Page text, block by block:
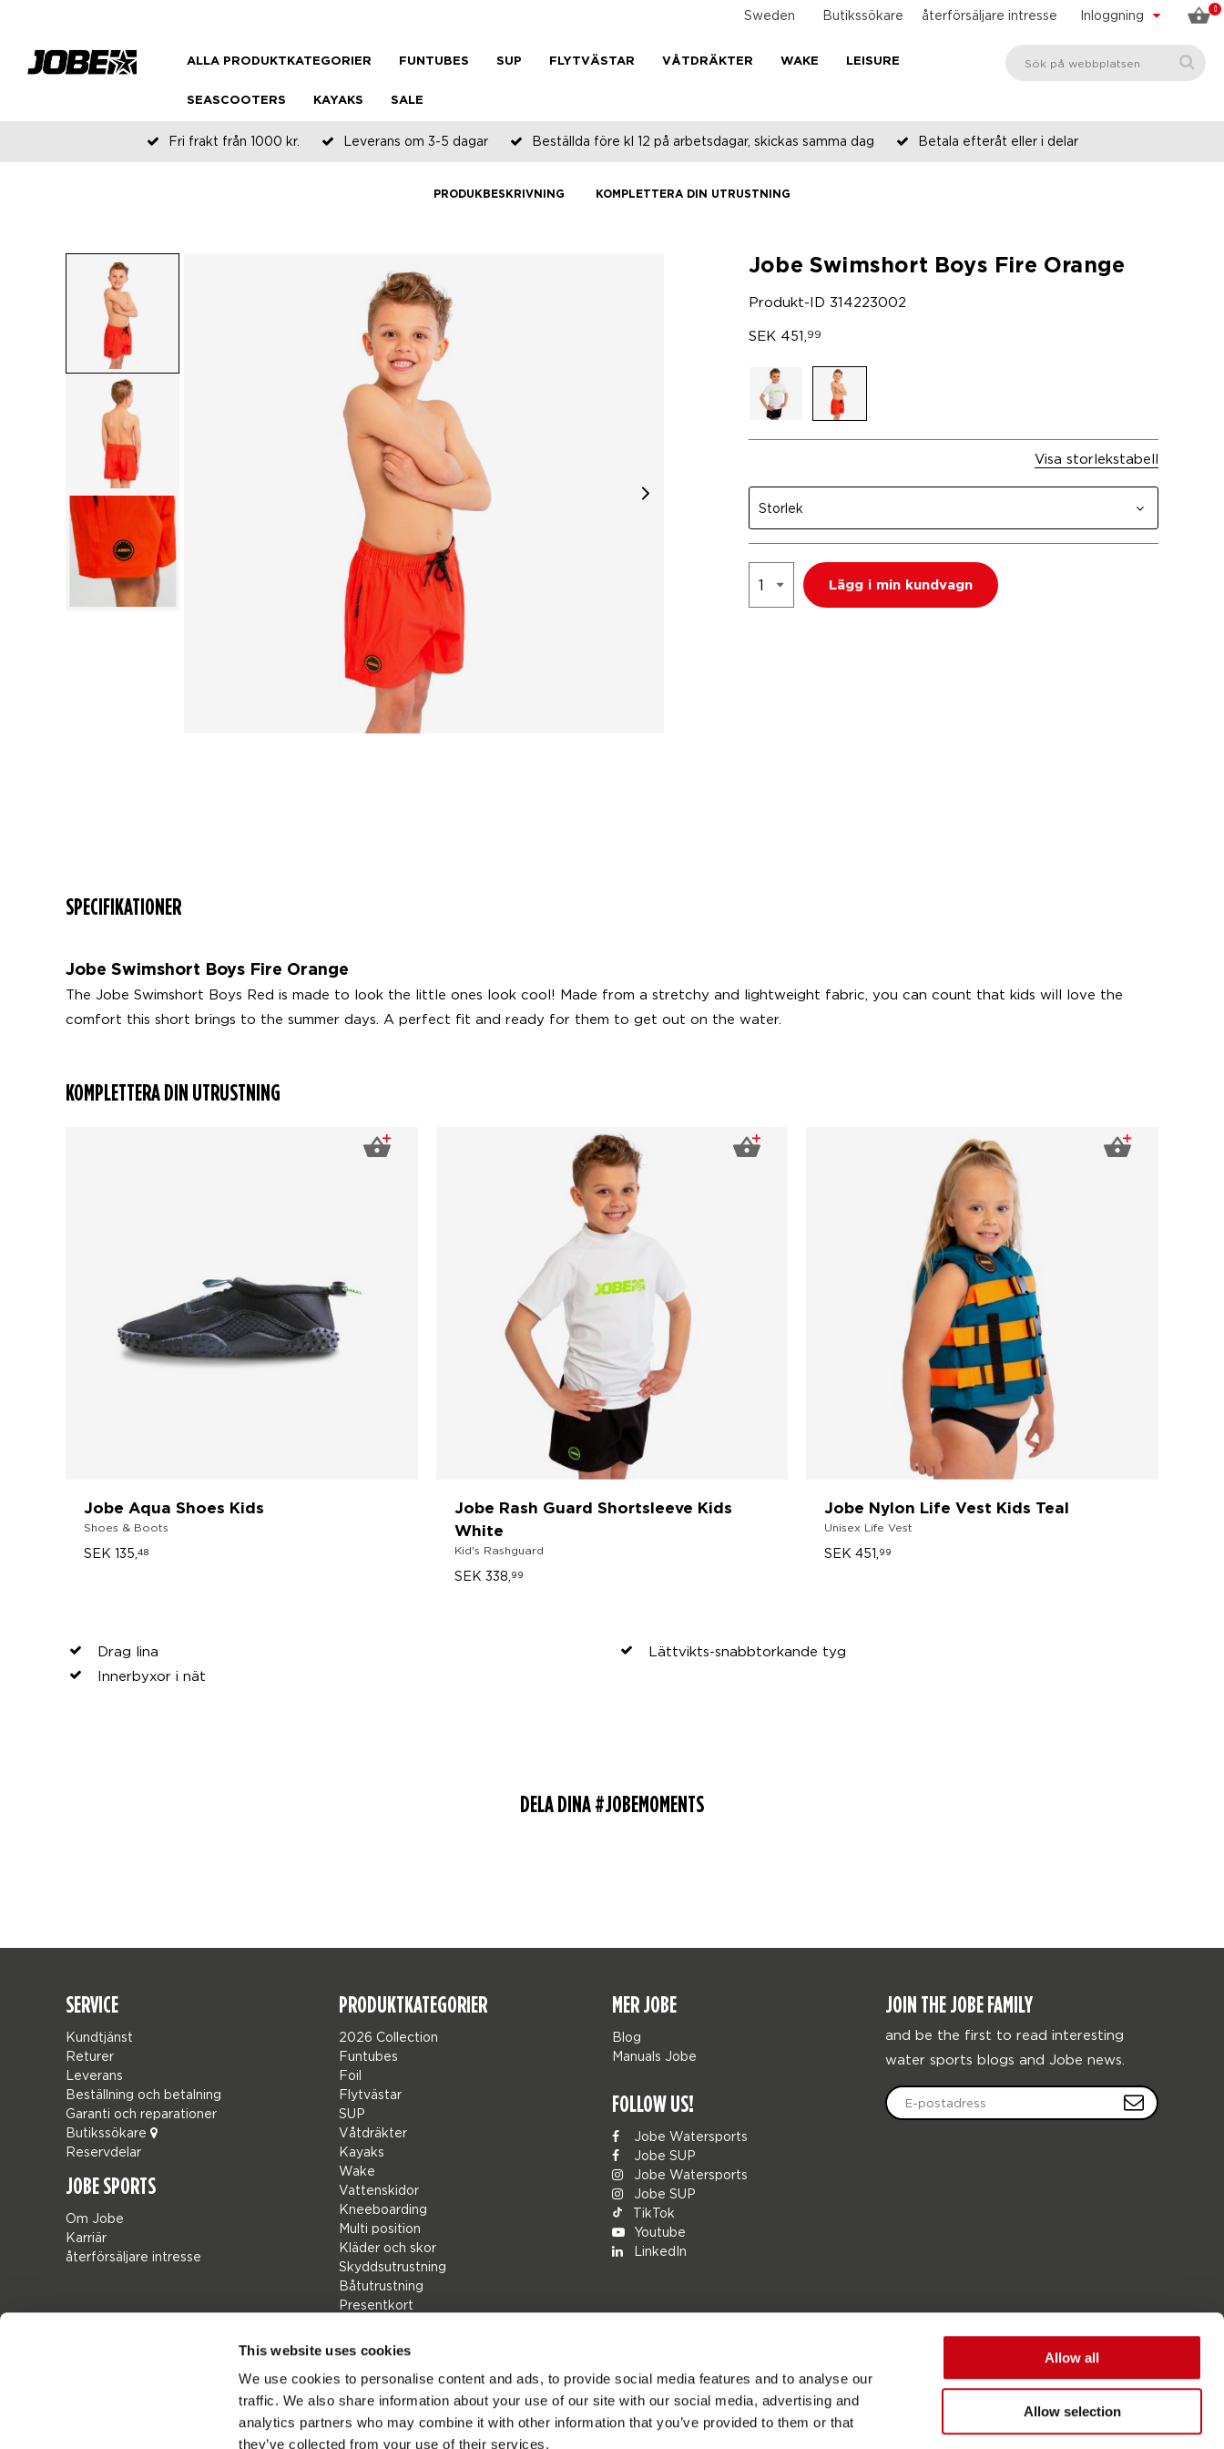
This website uses cookies
We use cookies to personalise content and ads, to provide social media features and to analyse our
traffic. We also share information about your use of our site with our social media, advertising and
analytics partners who may combine it with other information that you’ve provided to them or that
they’ve collected from your use of their services.
Allow all
Allow selection
0
Inloggning
återförsäljare intresse
Butikssökare
Sweden
ALLA PRODUKTKATEGORIER FUNTUBES SUP FLYTVÄSTAR VÅTDRÄKTER WAKE LEISURE
SEASCOOTERS KAYAKS SALE
Fri frakt från 1000 kr. Leverans om 3-5 dagar Beställda före kl 12 på arbetsdagar, skickas samma dag Betala efteråt eller i delar
PRODUKBESKRIVNING KOMPLETTERA DIN UTRUSTNING
Jobe Swimshort Boys Fire Orange
Produkt-ID 314223002
SEK 451, 99
Visa storlekstabell
Storlek
Lägg i min kundvagn
SPECIFIKATIONER
Jobe Swimshort Boys Fire Orange
The Jobe Swimshort Boys Red is made to look the little ones look cool! Made from a stretchy and lightweight fabric, you can count that kids will love the
comfort this short brings to the summer days. A perfect fit and ready for them to get out on the water.
KOMPLETTERA DIN UTRUSTNING
Jobe Aqua Shoes Kids
Shoes & Boots
SEK 135, 48
Jobe Rash Guard Shortsleeve Kids
White
Kid's Rashguard
SEK 338, 99
Jobe Nylon Life Vest Kids Teal
Unisex Life Vest
SEK 451, 99
Drag lina
Innerbyxor i nät
Lättvikts-snabbtorkande tyg
DELA DINA #JOBEMOMENTS
SERVICE
Kundtjänst
Returer
Leverans
Beställning och betalning
Garanti och reparationer
Butikssökare
Reservdelar
JOBE SPORTS
Om Jobe
Karriär
återförsäljare intresse
PRODUKTKATEGORIER
2026 Collection
Funtubes
Foil
Flytvästar
SUP
Våtdräkter
Kayaks
Wake
Vattenskidor
Kneeboarding
Multi position
Kläder och skor
Skyddsutrustning
Båtutrustning
Presentkort
Collaborations
Sale
Mix & Match
Reservdelar
MER JOBE
Blog
Manuals Jobe
FOLLOW US!
Jobe Watersports
Jobe SUP
Jobe Watersports
Jobe SUP
TikTok
Youtube
LinkedIn
JOIN THE JOBE FAMILY
and be the first to read interesting
water sports blogs and Jobe news.